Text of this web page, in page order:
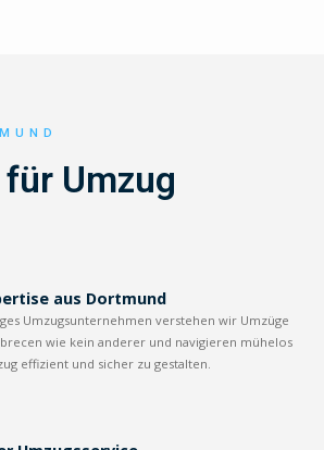
für Umzug
aus Dortmund
Umzugsunternehmen verstehen wir Umzüge
wie kein anderer und navigieren mühelos
effizient und sicher zu gestalten.